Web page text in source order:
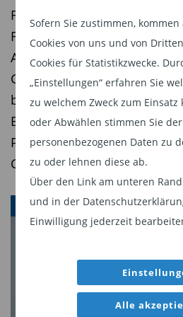
Sofern Sie zustimmen,
Cookies von uns und von
Cookies für Statistikzwecke.
„Einstellungen“ erfahren Sie
zu welchem Zweck zum
oder Abwählen stimmen Sie
personenbezogenen Daten zu
zu oder lehnen diese ab.
Über den Link am unteren
und in der
Einwilligung jederzeit
Alle
bei UBS tätig. Seit 2019 ist er
AM MT und in New York für
Hedgefonds-
verantwortlich. Er kam 2012
O'Connor-Investmentteams
wurde 2016 zum Head of
UBS-AM ernannt. Seine
bei der UBS Investment Bank
Diesen Beitrag teilen:
Fidelity International
Fondsplattform FFB: Oliver
Alexander Heynen sind mit
Generalbevollmächtigten
beiden Manager sollen
Bereiche digitale
Produktentwicklung,
Governance stärken.
ASSET MANAGER